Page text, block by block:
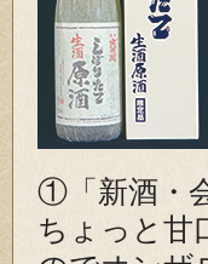
①「新酒・
ちょっと甘